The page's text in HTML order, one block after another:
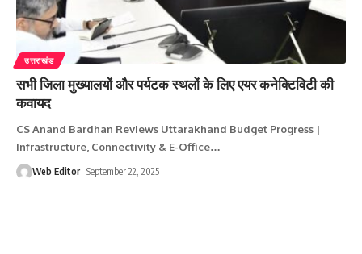
उत्तराखंड
सभी जिला मुख्‍यालयों और पर्यटक स्‍थलों के लिए एयर कनेक्टिविटी की
कवायद
CS Anand Bardhan Reviews Uttarakhand Budget Progress |
Infrastructure, Connectivity & E-Office…
Web Editor September 22, 2025